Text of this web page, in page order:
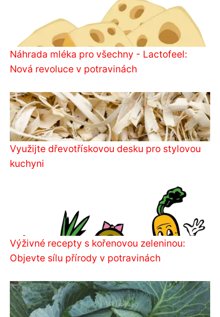
Náhrada mléka pro všechny - Lactofeel:
Nová revoluce v potravinách
Využijte dřevotřískovou desku pro stylovou
kuchyni
Výživné recepty s kořenovou zeleninou:
Objevte sílu přírody v potravinách